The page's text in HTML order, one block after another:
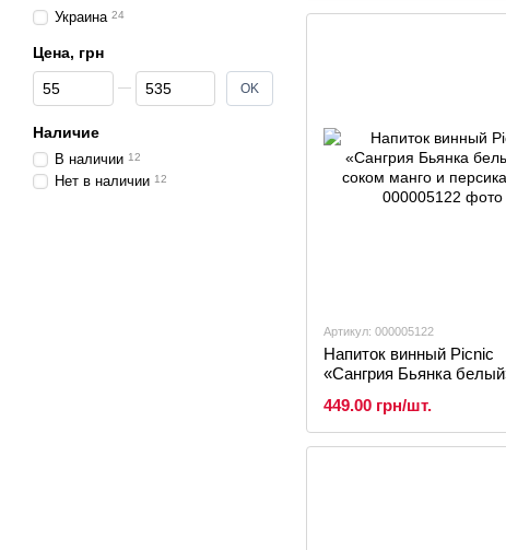
Артикул: 000005122
Напиток винный Picnic
«Сангрия Бьянка
449.00 грн/шт.
Украина 24
Цена, грн
От Цена, грн
До Цена, грн OK
Наличие
В наличии 12
Нет в наличии 12